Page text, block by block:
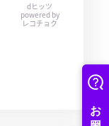
dヒッツ
powered by
レコチョク